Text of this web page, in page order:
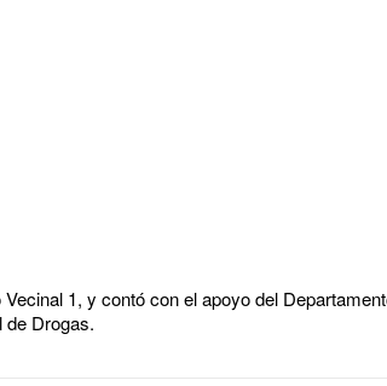
1, y contó con el apoyo del
de Drogas.